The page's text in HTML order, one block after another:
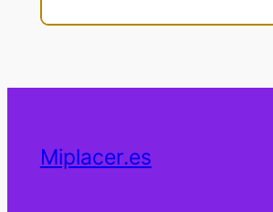
Miplacer.es